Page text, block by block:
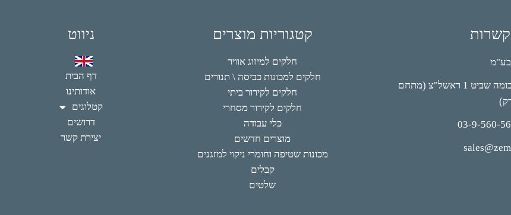
אברהם בומה שביט 1 ראשל"צ (מתחם
קטגוריות מוצרים
חלקים למיזוג אוויר
חלקים למכונות כביסה \ תנורים
חלקים לקירור ביתי
חלקים לקירור מסחרי
כלי עבודה
מוצרים חדשים
מכונות שטיפה וחומרי ניקוי למזגנים
קבלים
שלטים
ניווט
דף הבית
אודותינו
קטלוגים
דרושים
יצירת קשר